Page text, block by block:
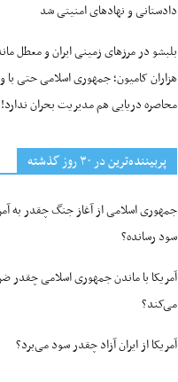
دادستانی و نهادهای امنیتی شد
بلبشو در مرزهای زمینی ایران و معطل
هزاران کامیون؛ جمهوری اسلامی حتی با
محاصره دریایی هم مدیریت بحران ندارد!
پربیننده‌ترین‌ در ۳۰ روز گذشته
جمهوری اسلامی از آغاز جنگ چقدر به
سود رسانده؟
آمریکا با ماندن جمهوری اسلامی چقدر
می‌کند؟
آمریکا از ایران آزاد چقدر سود می‌برد؟